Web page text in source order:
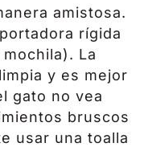
amistosa.
rígida
La
y es mejor
gato no vea
bruscos
usar una toalla